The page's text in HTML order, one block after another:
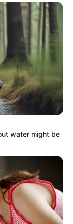
cuestiona que
levantar
a 'John
Tenemos
mundial a la
PÚBLICO
circulación
público...
'carcachas'
water might be